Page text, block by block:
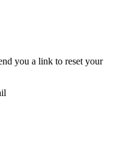
you a link to reset your